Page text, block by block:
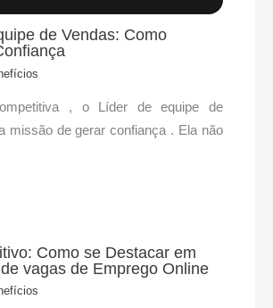
de Vendas: Como
, o Líder de equipe de
missão de gerar confiança . Ela não
Como se Destacar em
vagas de Emprego Online